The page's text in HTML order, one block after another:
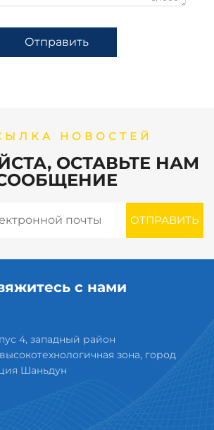
Отправить
НОВОСТЕЙ
ОСТАВЬТЕ НАМ
с нами
4, западный район
зона, город
Шаньдун